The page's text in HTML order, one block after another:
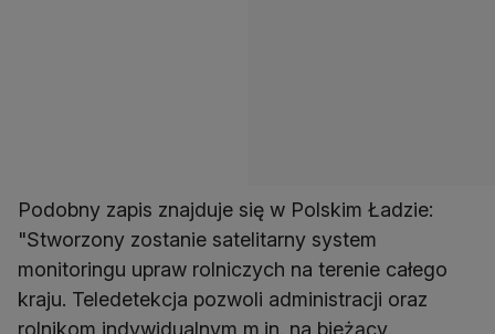
Podobny zapis znajduje się w Polskim Ładzie:
"Stworzony zostanie satelitarny system
monitoringu upraw rolniczych na terenie całego
kraju. Teledetekcja pozwoli administracji oraz
rolnikom indywidualnym m.in. na bieżący